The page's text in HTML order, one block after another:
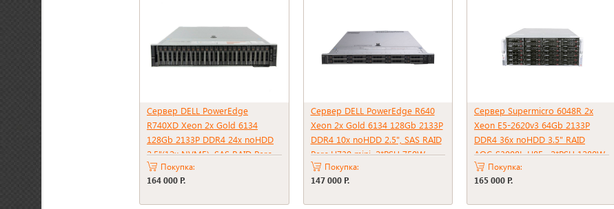
Сервер DELL PowerEdge
R740XD Xeon 2x Gold 6134
128Gb 2133P DDR4 24x noHDD
2.5"(12x NVME), SAS RAID Perc
H730p, 2Gb, 2*PSU 1100W
Покупка:
164 000 Р.
Сервер DELL PowerEdge R640
Xeon 2x Gold 6134 128Gb 2133P
DDR4 10x noHDD 2.5", SAS RAID
Perc H730 mini, 2*PSU 750W
Покупка:
147 000 Р.
Сервер Supermicro 6048R 2x
Xeon E5-2620v3 64Gb 2133P
DDR4 36x noHDD 3.5" RAID
AOC-S3008L-H8E , 2*PSU 1280W
Покупка:
165 000 Р.